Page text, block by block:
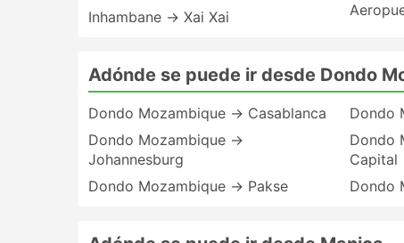
Inhambane → Xai Xai
Adónde se puede ir desde Dondo
Dondo Mozambique → Casablanca
Dondo Mozambique →
Johannesburg
Dondo Mozambique → Pakse
Dondo
Dondo
Capital
Dondo